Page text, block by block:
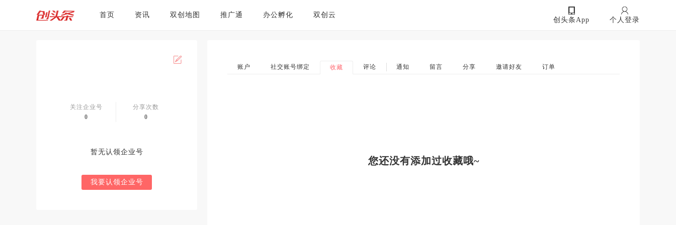
首页 资讯 双创地图 推广通 办公孵化 双创云
创头条App 个人登录
关注企业号
0
分享次数
0
暂无认领企业号
我要认领企业号
账户 社交账号绑定 收藏 评论 通知 留言 分享 邀请好友 订单
您还没有添加过收藏哦~